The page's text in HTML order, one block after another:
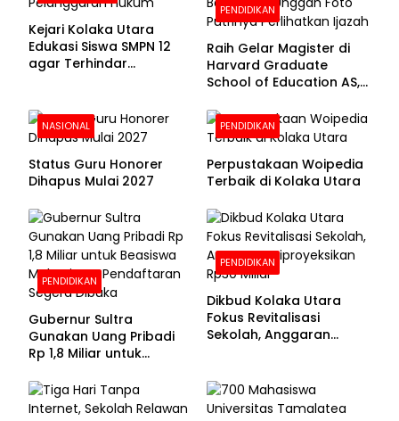
Kejari Kolaka Utara
Edukasi Siswa SMPN 12
agar Terhindar
PENDIDIKAN
Raih Gelar Magister di
Harvard Graduate
School of Education AS,
Foto Putrinya Perlihatkan
Ijazah
NASIONAL
Status Guru Honorer
Dihapus Mulai 2027
PENDIDIKAN
Perpustakaan Woipedia
Terbaik di Kolaka Utara
PENDIDIKAN
Gubernur Sultra
Gunakan Uang Pribadi
Rp 1,8 Miliar untuk
Pendaftaran Segera
Dibuka
PENDIDIKAN
Dikbud Kolaka Utara
Fokus Revitalisasi
Sekolah, Anggaran